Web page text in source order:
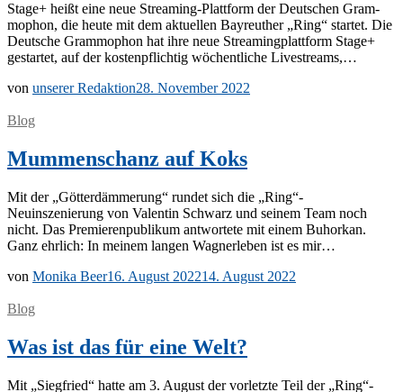
Stage+ heißt eine neue Stre­a­­ming-Plat­t­­form der Deut­schen Gram­
mo­phon, die heu­te mit dem ak­tu­el­len Bay­reu­ther „Ring“ star­tet. Die
Deut­sche Gram­mo­phon hat ihre neue Strea­ming­platt­form Stage+
ge­star­tet, auf der kos­ten­pflich­tig wö­chent­li­che Livestreams,…
von unserer Redaktion28. November 2022
Blog
Mummenschanz auf Koks
Mit der „Göt­ter­däm­me­rung“ run­det sich die „Ring“-
Neuinszenierung von Va­len­tin Schwarz und sei­nem Team noch
nicht. Das Pre­mie­ren­pu­bli­kum ant­wor­te­te mit ei­nem Bu­hor­kan.
Ganz ehr­lich: In mei­nem lan­gen Wag­ner­le­ben ist es mir…
von Monika Beer16. August 202214. August 2022
Blog
Was ist das für eine Welt?
Mit „Sieg­fried“ hat­te am 3. Au­gust der vor­letz­te Teil der „Ring“-